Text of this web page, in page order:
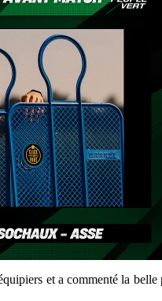
et a commenté la belle